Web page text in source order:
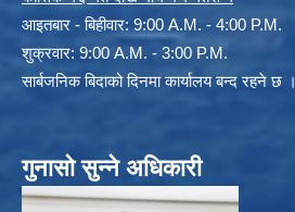
आइतबार - बिहीवार: 9:00 A.M. - 4:00 P.M.
शुक्रवार: 9:00 A.M. - 3:00 P.M.
सार्बजनिक बिदाको दिनमा कार्यालय बन्द रहने छ ।
गुनासो सुन्ने अधिकारी